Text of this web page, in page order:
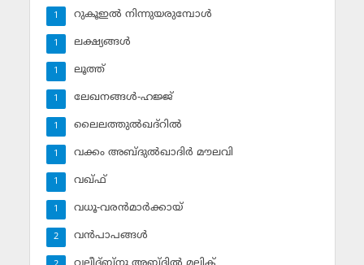
റുകൂഇല്‍ നിന്നുയരുമ്പോള്‍
1
ലക്ഷ്യങ്ങള്‍
1
ലൂത്ത്‌
1
ലേഖനങ്ങള്‍-ഹജ്ജ്‌
1
ലൈലത്തുല്‍ഖദ്‌റില്‍
1
വക്കം അബ്ദുല്‍ഖാദിര്‍ മൗലവി
1
വഖ്ഫ്
1
വധൂ-വരന്‍മാര്‍ക്കായ്
1
വന്‍പാപങ്ങള്‍
2